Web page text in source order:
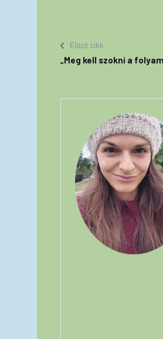
Előző cikk
„Meg kell szokni a